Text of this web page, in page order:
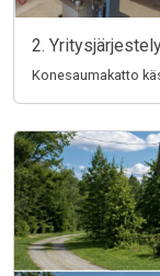
2.
Konesaumakatto